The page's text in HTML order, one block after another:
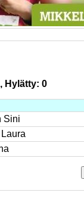
Hylätty: 0
Sini